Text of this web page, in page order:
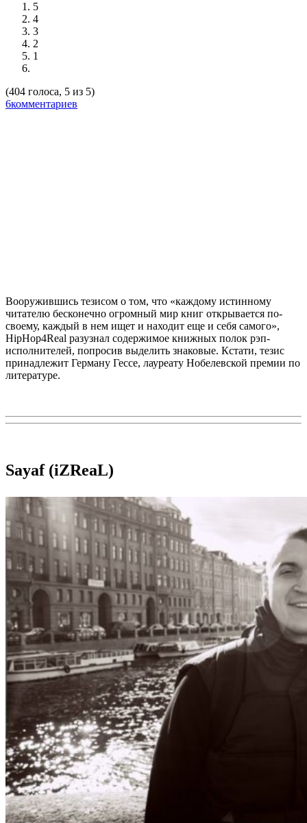
5
4
3
2
1
(404 голоса, 5 из 5)
6комментариев
Вооружившись тезисом о том, что «каждому истинному
читателю бесконечно огромный мир книг открывается по-
своему, каждый в нем ищет и находит еще и себя самого»,
HipHop4Real разузнал содержимое книжных полок рэп-
исполнителей, попросив выделить знаковые. Кстати, тезис
принадлежит Герману Гессе, лауреату Нобелевской премии по
литературе.
Sayaf (iZReaL)